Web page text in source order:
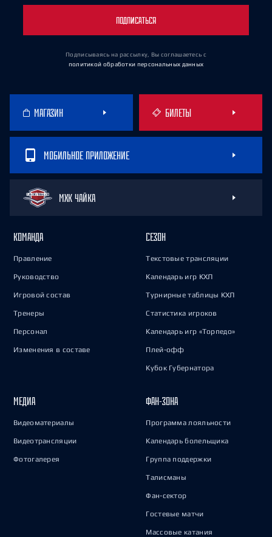
ПОДПИСАТЬСЯ
Подписываясь на рассылку, Вы соглашаетесь с
политикой обработки персональных данных
МАГАЗИН БИЛЕТЫ
МОБИЛЬНОЕ ПРИЛОЖЕНИЕ
МХК ЧАЙКА
КОМАНДА
Правление
Руководство
Игровой состав
Тренеры
Персонал
Изменения в составе
СЕЗОН
Текстовые трансляции
Календарь игр КХЛ
Турнирные таблицы КХЛ
Статистика игроков
Календарь игр «Торпедо»
Плей-офф
Кубок Губернатора
МЕДИА
Видеоматериалы
Видеотрансляции
Фотогалерея
ФАН-ЗОНА
Программа лояльности
Календарь болельщика
Группа поддержки
Талисманы
Фан-сектор
Гостевые матчи
Массовые катания